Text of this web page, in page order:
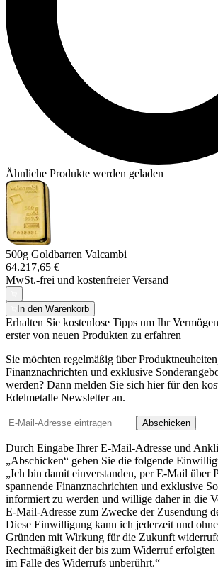
Ähnliche Produkte werden geladen
500g Goldbarren Valcambi
64.217,65 €
MwSt.-frei und kostenfreier Versand
In den Warenkorb
Erhalten Sie kostenlose Tipps um Ihr
erster von neuen Produkten zu erfahren
Sie möchten regelmäßig über
Finanznachrichten und exklusive
werden? Dann melden Sie sich hier für den
Edelmetalle Newsletter an.
Abschicken
Durch Eingabe Ihrer E-Mail-Adresse und
„Abschicken“ geben Sie die folgende
„Ich bin damit einverstanden, per E-Mail über
spannende Finanznachrichten und exklusive
informiert zu werden und willige daher in die
E-Mail-Adresse zum Zwecke der Zusendung
Diese Einwilligung kann ich jederzeit und
Gründen mit Wirkung für die Zukunft
Rechtmäßigkeit der bis zum Widerruf
im Falle des Widerrufs unberührt.“